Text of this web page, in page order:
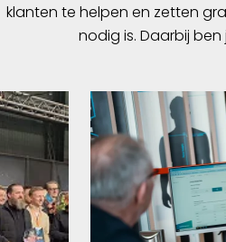
klanten te helpen en zetten
nodig is. Daarbij